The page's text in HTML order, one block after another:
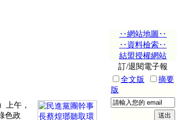
上午，
色政
‥網站地圖‥
‥資料檢索‥
結盟授權網站
訂/退閱電子報
全文版
摘要
版